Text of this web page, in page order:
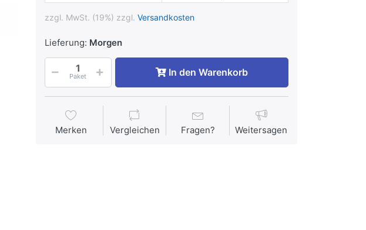
zzgl. MwSt. (19%) zzgl. Versandkosten
Lieferung: Morgen
Paket In den Warenkorb
Merken Vergleichen Fragen? Weitersagen